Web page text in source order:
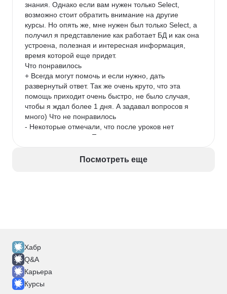
знания. Однако если вам нужен только Select,
возможно стоит обратить внимание на другие
курсы. Но опять же, мне нужен был только Select, а
получил я представление как работает БД и как она
устроена, полезная и интересная информация,
время которой еще придет.
Что понравилось
+ Всегда могут помочь и если нужно, дать
развернутый ответ. Так же очень круто, что эта
помощь приходит очень быстро, не было случая,
чтобы я ждал более 1 дня. А задавал вопросов я
много) Что не понравилось
- Некоторые отмечали, что после уроков нет
краткого конспекта. Полезная вещь, пригодилась
Посмотреть еще
Хабр
Q&A
Карьера
Курсы